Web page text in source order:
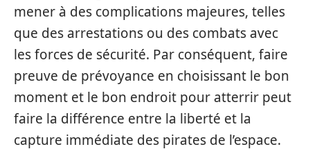
mener à des complications majeures, telles
que des arrestations ou des combats avec
les forces de sécurité. Par conséquent, faire
preuve de prévoyance en choisissant le bon
moment et le bon endroit pour atterrir peut
faire la différence entre la liberté et la
capture immédiate des pirates de l’espace.